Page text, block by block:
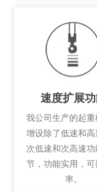
速度扩展
我公司生产的起重
增设除了低速和高
次低速和次高速功
节，功能实用，可
率。